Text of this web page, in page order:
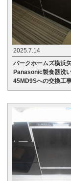
2025.7.14
パークホームズ横浜
Panasonic製食器洗
45MD9Sへの交換工